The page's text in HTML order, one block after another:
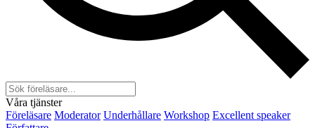
Våra tjänster
Föreläsare Moderator Underhållare Workshop Excellent speaker